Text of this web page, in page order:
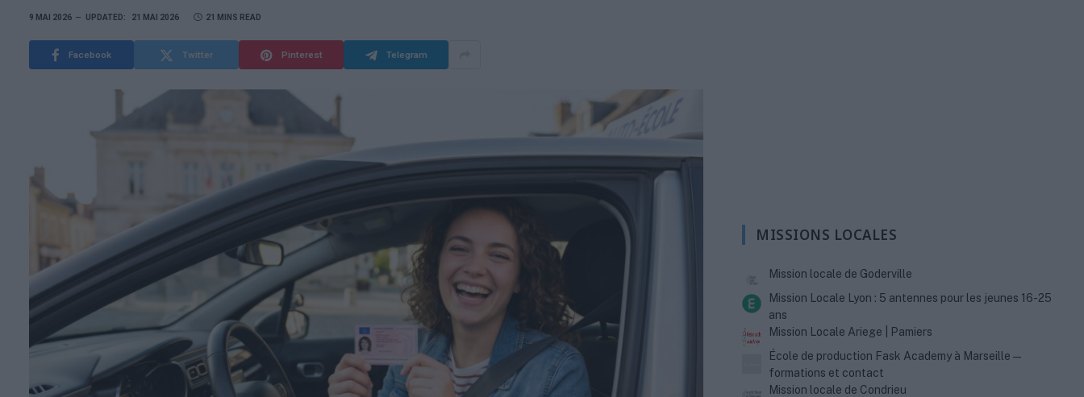
9 MAI 2026 UPDATED: 21 MAI 2026 21 MINS READ
Facebook Twitter Pinterest Telegram
MISSIONS LOCALES
Mission locale de Goderville
Mission Locale Lyon : 5 antennes pour les jeunes 16-25
ans
Mission Locale Ariege | Pamiers
École de production Fask Academy à Marseille —
formations et contact
Mission locale de Condrieu